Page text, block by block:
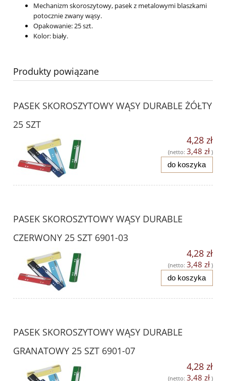
Mechanizm skoroszytowy, pasek z metalowymi blaszkami
potocznie zwany wąsy.
Opakowanie: 25 szt.
Kolor: biały.
Produkty powiązane
PASEK SKOROSZYTOWY WĄSY DURABLE ŻÓŁTY
25 SZT
4,28 zł
(netto: 3,48 zł )
do koszyka
PASEK SKOROSZYTOWY WĄSY DURABLE
CZERWONY 25 SZT 6901-03
4,28 zł
(netto: 3,48 zł )
do koszyka
PASEK SKOROSZYTOWY WĄSY DURABLE
GRANATOWY 25 SZT 6901-07
4,28 zł
(netto: 3,48 zł )